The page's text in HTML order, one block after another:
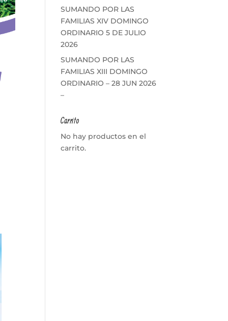
SUMANDO POR LAS
FAMILIAS XIV DOMINGO
ORDINARIO 5 DE JULIO
2026
SUMANDO POR LAS
FAMILIAS XIII DOMINGO
ORDINARIO – 28 JUN 2026
–
Carrito
No hay productos en el
carrito.